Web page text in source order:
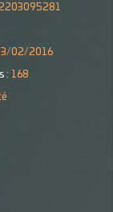
02/2016
: 168